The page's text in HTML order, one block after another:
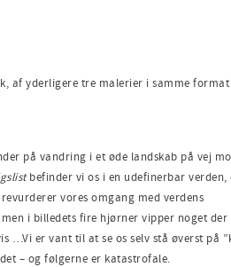
af yderligere tre malerier i samme format
på vandring i et øde landskab på vej
befinder vi os i en udefinerbar verden,
vores omgang med verdens
i billedets fire hjørner vipper noget
…Vi er vant til at se os selv stå øverst på
– og følgerne er katastrofale.